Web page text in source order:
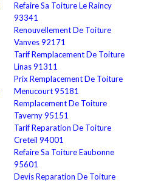
Refaire Sa Toiture Le Raincy
93341
Renouvellement De Toiture
Vanves 92171
Tarif Remplacement De Toiture
Linas 91311
Prix Remplacement De Toiture
Menucourt 95181
Remplacement De Toiture
Taverny 95151
Tarif Reparation De Toiture
Creteil 94001
Refaire Sa Toiture Eaubonne
95601
Devis Reparation De Toiture